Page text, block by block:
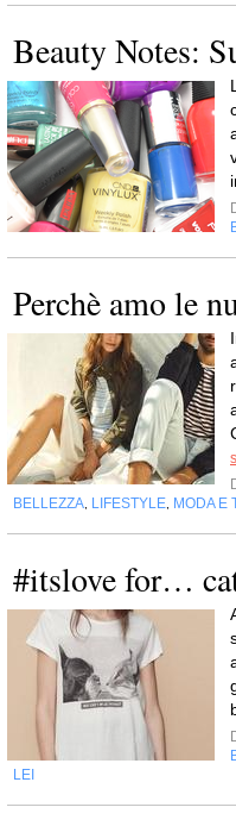
Beauty Notes:
Perchè amo le
BELLEZZA, LIFESTYLE, MODA E
#itslove for…
LEI